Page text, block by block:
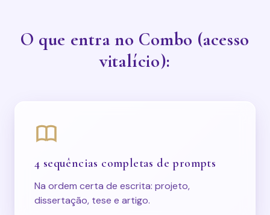
O que entra no Combo (acesso
vitalício):
4 sequências completas de prompts
Na ordem certa de escrita: projeto,
dissertação, tese e artigo.